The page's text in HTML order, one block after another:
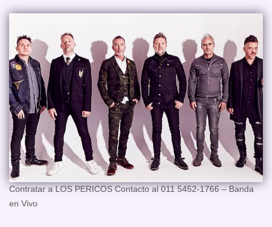
Contratar a LOS PERICOS Contacto al 011 5452-1766 – Banda
en Vivo